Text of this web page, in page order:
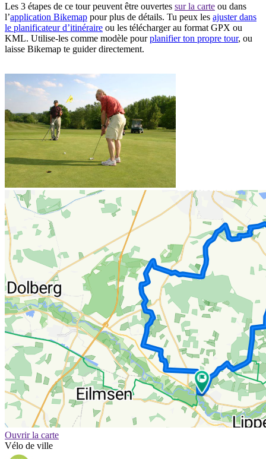
Les 3 étapes de ce tour peuvent être ouvertes sur la carte ou dans
l’application Bikemap pour plus de détails. Tu peux les ajuster dans
le planificateur d’itinéraire ou les télécharger au format GPX ou
KML. Utilise-les comme modèle pourplanifier ton propre tour, ou
laisse Bikemap te guider directement.
Ouvrir la carte
Vélo de ville